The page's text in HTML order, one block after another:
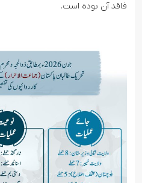
فاقد آن بوده است.